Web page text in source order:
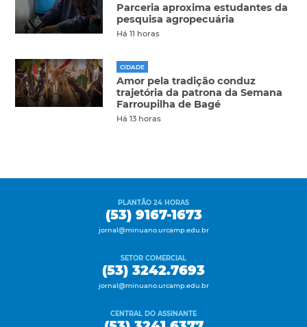
Parceria aproxima estudantes da
pesquisa agropecuária
Há 11 horas
CIDADE
Amor pela tradição conduz
trajetória da patrona da Semana
Farroupilha de Bagé
Há 13 horas
PLANTÃO 24 HORAS
(53) 9167-1673
jornal@minuano.urcamp.edu.br
SETOR COMERCIAL
(53) 3242.7693
jornal@minuano.urcamp.edu.br
CENTRAL DO ASSINANTE